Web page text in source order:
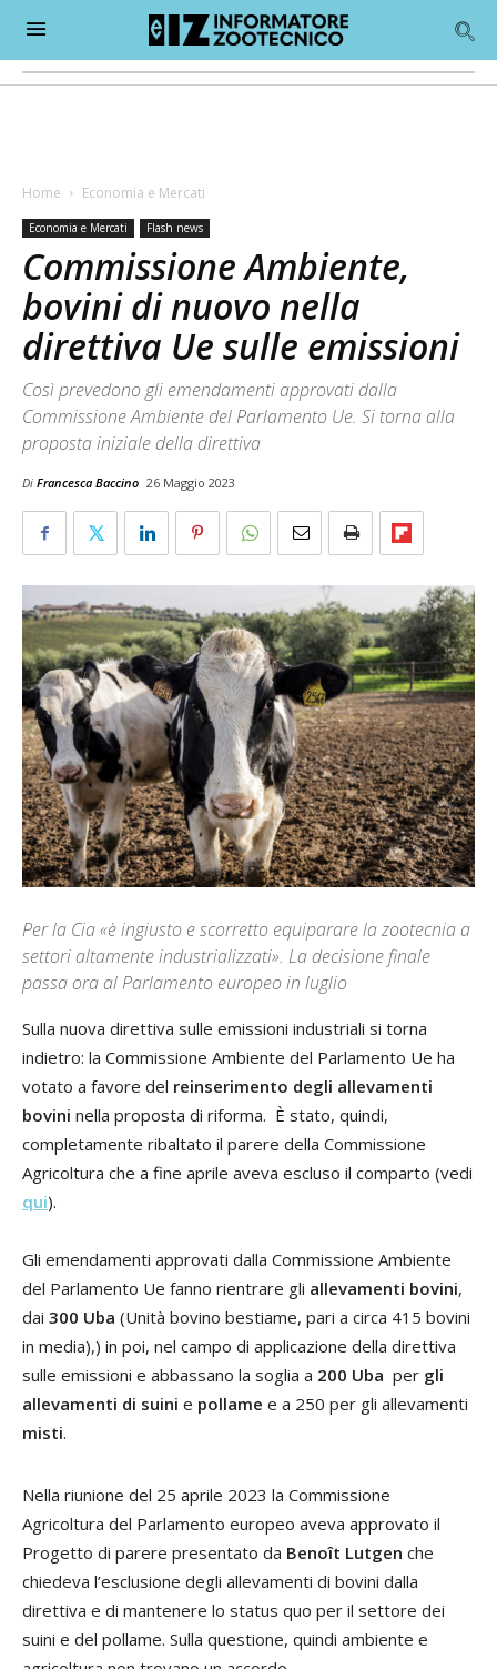
Home Economia e Mercati
Economia e Mercati Flash news
Commissione Ambiente,
bovini di nuovo nella
direttiva Ue sulle emissioni
Così prevedono gli emendamenti approvati dalla
Commissione Ambiente del Parlamento Ue. Si torna alla
proposta iniziale della direttiva
Di Francesca Baccino 26 Maggio 2023
Per la Cia «è ingiusto e scorretto equiparare la zootecnia a
settori altamente industrializzati». La decisione finale
passa ora al Parlamento europeo in luglio
Sulla nuova direttiva sulle emissioni industriali si torna
indietro: la Commissione Ambiente del Parlamento Ue ha
votato a favore del reinserimento degli allevamenti
bovini nella proposta di riforma. È stato, quindi,
completamente ribaltato il parere della Commissione
Agricoltura che a fine aprile aveva escluso il comparto (vedi
qui).
Gli emendamenti approvati dalla Commissione Ambiente
del Parlamento Ue fanno rientrare gli allevamenti bovini,
dai 300 Uba (Unità bovino bestiame, pari a circa 415 bovini
in media),) in poi, nel campo di applicazione della direttiva
sulle emissioni e abbassano la soglia a 200 Uba per gli
allevamenti di suini e pollame e a 250 per gli allevamenti
misti.
Nella riunione del 25 aprile 2023 la Commissione
Agricoltura del Parlamento europeo aveva approvato il
Progetto di parere presentato da Benoît Lutgen che
chiedeva l’esclusione degli allevamenti di bovini dalla
direttiva e di mantenere lo status quo per il settore dei
suini e del pollame. Sulla questione, quindi ambiente e